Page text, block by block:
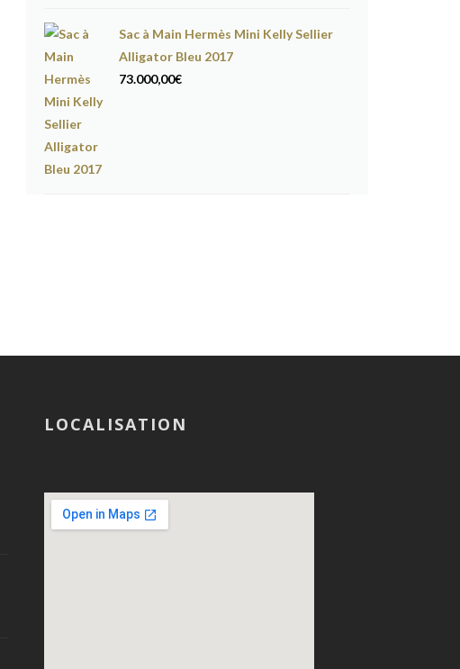
Sac à Main Hermès Mini Kelly Sellier
Alligator Bleu 2017
73.000,00€
LOCALISATION